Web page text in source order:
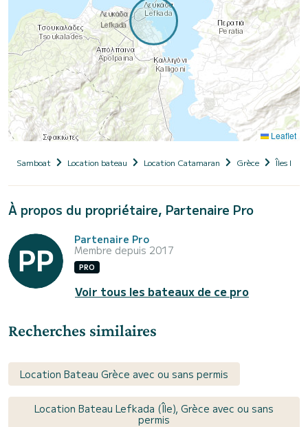
Leaflet
Samboat Location bateau Location Catamaran Grèce Îles
À propos du propriétaire, Partenaire Pro
Partenaire Pro
Membre depuis 2017
PRO
Voir tous les bateaux de ce pro
Recherches similaires
Location Bateau Grèce avec ou sans permis
Location Bateau Lefkada (Île), Grèce avec ou sans
permis